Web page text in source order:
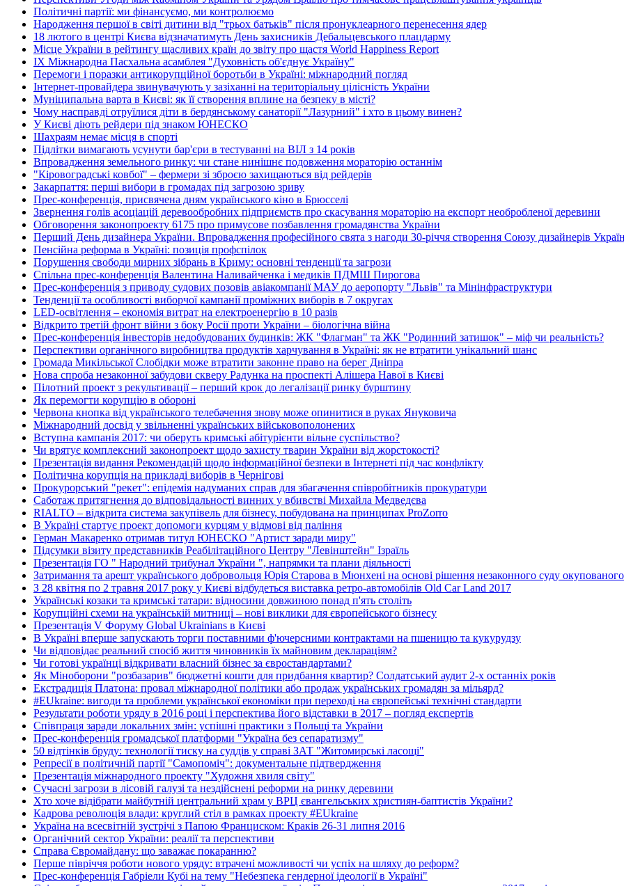
Політичні партії: ми фінансуємо, ми контролюємо
Народження першої в світі дитини від "трьох батьків" після пронуклеарного перенесення ядер
18 лютого в центрі Києва відзначатимуть День захисників Дебальцевського плацдарму
Місце України в рейтингу щасливих країн до звіту про щастя World Happiness Report
ІХ Міжнародна Пасхальна асамблея "Духовність об'єднує Україну"
Перемоги і поразки антикорупційної боротьби в Україні: міжнародний погляд
Інтернет-провайдера звинувачують у зазіханні на територіальну цілісність України
Муніципальна варта в Києві: як її створення вплине на безпеку в місті?
Чому насправді отруїлися діти в бердянському санаторії "Лазурний" і хто в цьому винен?
У Києві діють рейдери під знаком ЮНЕСКО
Шахраям немає місця в спорті
Підлітки вимагають усунути бар'єри в тестуванні на ВІЛ з 14 років
Впровадження земельного ринку: чи стане нинішнє подовження мораторію останнім
"Кіровоградські ковбої" – фермери зі зброєю захищаються від рейдерів
Закарпаття: перші вибори в громадах під загрозою зриву
Прес-конференція, присвячена дням українського кіно в Брюсселі
Звернення голів асоціацій деревообробних підприємств про скасування мораторію на експорт необробленої деревини
Обговорення законопроекту 6175 про примусове позбавлення громадянства України
Перший День дизайнера України. Впровадження професійного свята з нагоди 30-річчя створення Союзу дизайнерів
Пенсійна реформа в Україні: позиція профспілок
Порушення свободи мирних зібрань в Криму: основні тенденції та загрози
Спільна прес-конференція Валентина Наливайченка і медиків ПДМШ Пирогова
Прес-конференція з приводу судових позовів авіакомпанії МАУ до аеропорту "Львів" та Мінінфраструктури
Тенденції та особливості виборчої кампанії проміжних виборів в 7 округах
LED-освітлення – економія витрат на електроенергію в 10 разів
Відкрито третій фронт війни з боку Росії проти України – біологічна війна
Прес-конференція інвесторів недобудованих будинків: ЖК "Флагман" та ЖК "Родинний затишок" – міф чи реальність?
Перспективи органічного виробництва продуктів харчування в Україні: як не втратити унікальний шанс
Громада Микільської Слобідки може втратити законне право на берег Дніпра
Нова спроба незаконної забудови скверу Радунка на проспекті Алішера Навої в Києві
Пілотний проект з рекультивації – перший крок до легалізації ринку бурштину
Як перемогти корупцію в обороні
Червона кнопка від українського телебачення знову може опинитися в руках Януковича
Міжнародний досвід у звільненні українських військовополонених
Вступна кампанія 2017: чи оберуть кримські абітурієнти вільне суспільство?
Чи врятує комплексний законопроект щодо захисту тварин України від жорстокості?
Презентація видання Рекомендацій щодо інформаційної безпеки в Інтернеті під час конфлікту
Політична корупція на прикладі виборів в Чернігові
Прокурорський "рекет": епідемія надуманих справ для збагачення співробітників прокуратури
Саботаж притягнення до відповідальності винних у вбивстві Михайла Медведєва
RIALTO – відкрита система закупівель для бізнесу, побудована на принципах ProZorro
В Україні стартує проект допомоги курцям у відмові від паління
Герман Макаренко отримав титул ЮНЕСКО "Артист заради миру"
Підсумки візиту представників Реабілітаційного Центру "Левінштейн" Ізраїль
Презентація ГО " Народний трибунал України ", напрямки та плани діяльності
Затримання та арешт українського добровольця Юрія Старова в Мюнхені на основі рішення незаконного суду
З 28 квітня по 2 травня 2017 року у Києві відбудеться виставка ретро-автомобілів Old Car Land 2017
Українські козаки та кримські татари: відносини довжиною понад п'ять століть
Корупційні схеми на українській митниці – нові виклики для європейського бізнесу
Презентація V Форуму Global Ukrainians в Києві
В Україні вперше запускають торги поставними ф'ючерсними контрактами на пшеницю та кукурудзу
Чи відповідає реальний спосіб життя чиновників їх майновим деклараціям?
Чи готові українці відкривати власний бізнес за євростандартами?
Як Міноборони "розбазарив" бюджетні кошти для придбання квартир? Солдатський аудит 2-х останніх років
Екстрадиція Платона: провал міжнародної політики або продаж українських громадян за мільярд?
#EUkraine: вигоди та проблеми української економіки при переході на європейські технічні стандарти
Результати роботи уряду в 2016 році і перспектива його відставки в 2017 – погляд експертів
Співпраця заради локальних змін: успішні практики з Польщі та України
Прес-конференція громадської платформи "Україна без сепаратизму"
50 відтінків бруду: технології тиску на суддів у справі ЗАТ "Житомирські ласощі"
Репресії в політичній партії "Самопоміч": документальне підтвердження
Презентація міжнародного проекту "Художня хвиля світу"
Сучасні загрози в лісовій галузі та нездійснені реформи на ринку деревини
Хто хоче відібрати майбутній центральний храм у ВРЦ євангельських християн-баптистів України?
Кадрова революція влади: круглий стіл в рамках проекту #EUkraine
Україна на всесвітній зустрічі з Папою Франциском: Краків 26-31 липня 2016
Органічний сектор України: реалії та перспективи
Справа Євромайдану: що заважає покаранню?
Перше півріччя роботи нового уряду: втрачені можливості чи успіх на шляху до реформ?
Прес-конференція Габріели Кубі на тему "Небезпека гендерної ідеології в Україні"